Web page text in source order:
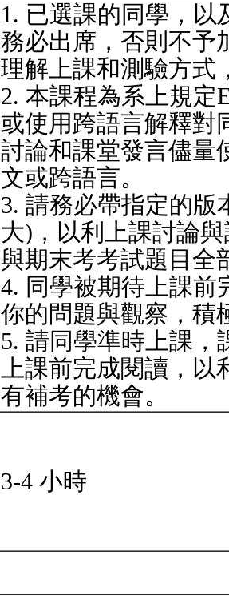
1. 已選課的同學，
務必出席，否則不予
理解上課和測驗方式
2. 本課程為系上規
或使用跨語言解釋對
討論和課堂發言儘量
文或跨語言。
3. 請務必帶指定的版
大)，以利上課討論
與期末考考試題目全
4. 同學被期待上課前
你的問題與觀察，積
5. 請同學準時上課，
上課前完成閱讀，以
有補考的機會。
3-4 小時